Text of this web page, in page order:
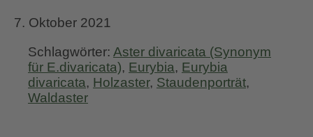
7. Oktober 2021
Schlagwörter: Aster divaricata (Synonym
für E.divaricata), Eurybia, Eurybia
divaricata, Holzaster, Staudenporträt,
Waldaster